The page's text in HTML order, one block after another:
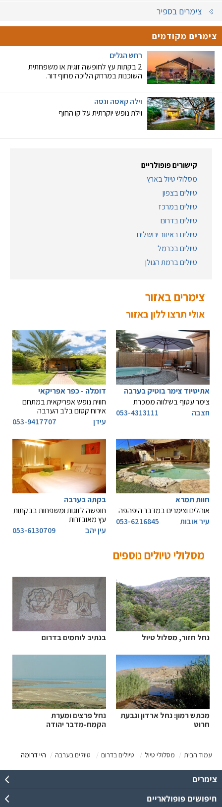
עמוד הבית מסלולי טיול טיולים בדרום טיולים בערבה היי דרומה
צימרים בספיר
צימרים מקודמים
רחש הגלים
2 בקתות עץ לחופשה זוגית או משפחתית
השוכנות במרחק הליכה מחוף דור.
וילה קאסה ונסה
וילת נופש יוקרתית על קו החוף
קישורים פופולריים
מסלולי טיול בארץ
טיולים בצפון
טיולים במרכז
טיולים בדרום
טיולים באיזור ירושלים
טיולים בכרמל
טיולים ברמת הגולן
צימרים באזור
אולי תרצו ללון באזור
אתיטיוד צימר בוטיק בערבה
צימר עטוף בשלווה ממכרת
חצבה
053-4313111
דומלה - כפר אפריקאי
חווית נופש אפריקאית במתחם
אירוח קסום בלב הערבה
עידן
053-9417707
חוות תמרא
אוהלים וצימרים במדבר היפהפה
עיר אובות
053-6216845
בקתה בערבה
חופשה לזוגות ומשפחות בבקתות
עץ מאובזרות
עין יהב
053-6130709
מסלולי טיולים נוספים
נחל חזור, מסלול טיול בנתיב לוחמים בדרום
מכתש רמון: נחל ארדון וגבעת
חרוט
נחל פרצים ומערת
הקמח-מדבר יהודה
צימרים
חיפושים פופולאריים